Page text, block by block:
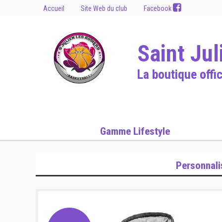
Accueil Site Web du club Facebook
Saint
La boutique
Gamme Lifestyle